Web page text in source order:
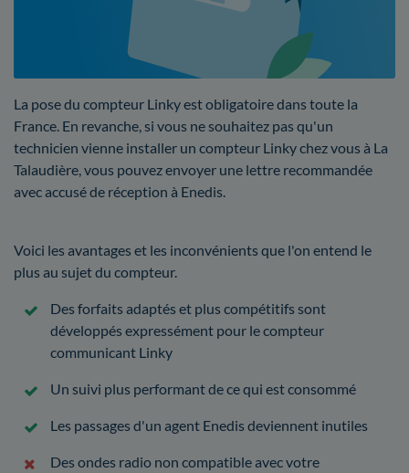
La pose du compteur Linky est obligatoire dans toute la
France. En revanche, si vous ne souhaitez pas qu'un
technicien vienne installer un compteur Linky chez vous à La
Talaudière, vous pouvez envoyer une lettre recommandée
avec accusé de réception à Enedis.
Voici les avantages et les inconvénients que l'on entend le
plus au sujet du compteur.
Des forfaits adaptés et plus compétitifs sont
développés expressément pour le compteur
communicant Linky
Un suivi plus performant de ce qui est consommé
Les passages d'un agent Enedis deviennent inutiles
Des ondes radio non compatible avec votre